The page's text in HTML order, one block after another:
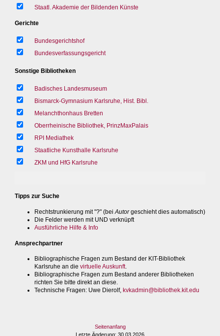
Staatl. Akademie der Bildenden Künste
Gerichte
Bundesgerichtshof
Bundesverfassungsgericht
Sonstige Bibliotheken
Badisches Landesmuseum
Bismarck-Gymnasium Karlsruhe, Hist. Bibl.
Melanchthonhaus Bretten
Oberrheinische Bibliothek, PrinzMaxPalais
RPI Mediathek
Staatliche Kunsthalle Karlsruhe
ZKM und HfG Karlsruhe
Tipps zur Suche
Rechtstrunkierung mit "?" (bei Autorgeschieht dies automatisch)
Die Felder werden mit UND verknüpft
Ausführliche Hilfe & Info
Ansprechpartner
Bibliographische Fragen zum Bestand der KIT-Bibliothek
Karlsruhe an die virtuelle Auskunft.
Bibliographische Fragen zum Bestand anderer Bibliotheken
richten Sie bitte direkt an diese.
Technische Fragen: Uwe Dierolf, kvkadmin@bibliothek.kit.edu
Seitenanfang
Letzte Änderung: 30.03.2026